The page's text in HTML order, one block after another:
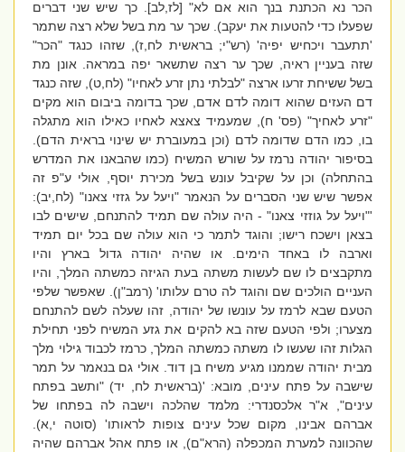
הכר נא הכתנת בנך הוא אם לא" [לז,לב]. כך שיש שני דברים
שפעלו כדי להטעות את יעקב). שכך ער מת בשל שלא רצה שתמר
'תתעבר ויכחיש יפיה' (רש"י; בראשית לח,ז), שזהו כנגד "הכר"
שזה בעניין ראיה, שכך ער רצה שתשאר יפה במראה. אונן מת
בשל ששיחת זרעו ארצה "לבלתי נתן זרע לאחיו" (לח,ט), שזה כנגד
דם העזים שהוא דומה לדם אדם, שכך בדומה ביבום הוא מקים
"זרע לאחיך" (פס' ח), שמעמיד צאצא לאחיו כאילו הוא מתגלה
בו, כמו הדם שדומה לדם (וכן במעוברת יש שינוי בראית הדם).
בסיפור יהודה נרמז על שורש המשיח (כמו שהבאנו את המדרש
בהתחלה) וכן על שקיבל עונש בשל מכירת יוסף, אולי ע"פ זה
אפשר שיש שני הסברים על הנאמר "ויעל על גזזי צאנו" (לח,יב):
'"ויעל על גוזזי צאנו" - היה עולה שם תמיד להתנחם, שישים לבו
בצאן וישכח רישו; והוגד לתמר כי הוא עולה שם בכל יום תמיד
וארבה לו באחד הימים. או שהיה יהודה גדול בארץ והיו
מתקבצים לו שם לעשות משתה בעת הגיזה כמשתה המלך, והיו
העניים הולכים שם והוגד לה טרם עלותו' (רמב"ן). שאפשר שלפי
הטעם שבא לרמז על עונשו של יהודה, זהו שעלה לשם להתנחם
מצערו; ולפי הטעם שזה בא להקים את גזע המשיח לפני תחילת
הגלות זהו שעשו לו משתה כמשתה המלך, כרמז לכבוד גילוי מלך
מבית יהודה שממנו מגיע משיח בן דוד. אולי גם בנאמר על תמר
שישבה על פתח עינים, מובא: '(בראשית לח, יד) "ותשב בפתח
עינים", א"ר אלכסנדרי: מלמד שהלכה וישבה לה בפתחו של
אברהם אבינו, מקום שכל עינים צופות לראותו' (סוטה י,א).
שהכוונה למערת המכפלה (הרא"ם), או פתח אהל אברהם שהיה